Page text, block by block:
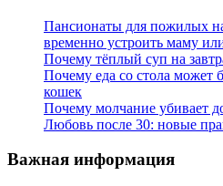
Пансионаты для пожилых
временно устроить маму
Почему тёплый суп на
Почему еда со стола может
кошек
Почему молчание убивает
Любовь после 30: новые
Важная информация